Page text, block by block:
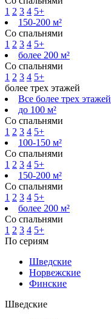
1 2 3 4 5+
150-200 м²
Со спальнями
1 2 3 4 5+
более 200 м²
Со спальнями
1 2 3 4 5+
более трех этажей
Все более трех этажей
до 100 м²
Со спальнями
1 2 3 4 5+
100-150 м²
Со спальнями
1 2 3 4 5+
150-200 м²
Со спальнями
1 2 3 4 5+
более 200 м²
Со спальнями
1 2 3 4 5+
По сериям
Шведские
Норвежские
Финские
Шведские